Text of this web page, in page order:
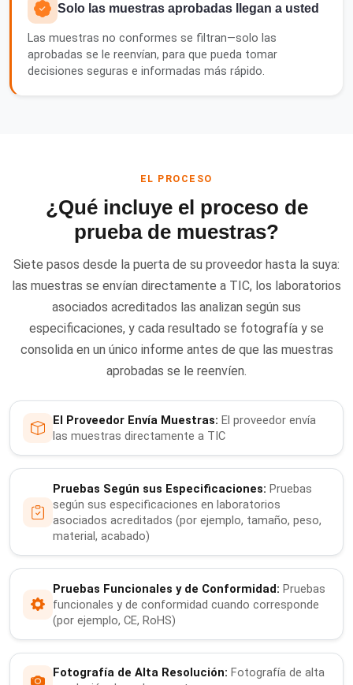
Solo las muestras aprobadas llegan a usted
Las muestras no conformes se filtran—solo las
aprobadas se le reenvían, para que pueda tomar
decisiones seguras e informadas más rápido.
EL PROCESO
¿Qué incluye el proceso de
prueba de muestras?
Siete pasos desde la puerta de su proveedor hasta la suya:
las muestras se envían directamente a TIC, los laboratorios
asociados acreditados las analizan según sus
especificaciones, y cada resultado se fotografía y se
consolida en un único informe antes de que las muestras
aprobadas se le reenvíen.
El Proveedor Envía Muestras: El proveedor envía
las muestras directamente a TIC
Pruebas Según sus Especificaciones: Pruebas
según sus especificaciones en laboratorios
asociados acreditados (por ejemplo, tamaño, peso,
material, acabado)
Pruebas Funcionales y de Conformidad: Pruebas
funcionales y de conformidad cuando corresponde
(por ejemplo, CE, RoHS)
Fotografía de Alta Resolución: Fotografía de alta